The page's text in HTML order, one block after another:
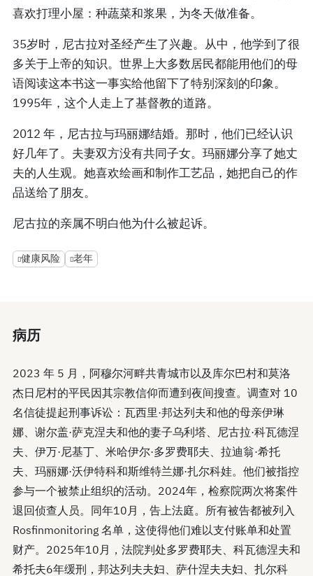
喜欢打理小屋：种蔬菜和浆果，为冬天做准备。
35岁时，尼古拉对圣经产生了兴趣。从中，他学到了很
多关于上帝的知识。世界上大多数居民都能用他们的母
语阅读这本书这一事实给他留下了特别深刻的印象。
1995年，这个人走上了基督教的道路。
2012 年，尼古拉与玛丽娜结婚。那时，他们已经认识
好几年了。夫妻双方没有共同子女。玛丽娜分享了她丈
夫的人生观。她喜欢绘画和制作工艺品，她把自己的作
品送给了朋友。
尼古拉的亲属不明白他为什么被起诉。
健康风险 老年
病历
2023 年 5 月，阿穆尔河畔共青城市以及库尔巴村和莫洛
杰日尼村的平民因其宗教信仰而遭到夜间搜查。调查对 10
名信徒提起刑事诉讼：瓦西里·邦达列夫和他的母亲伊琳
娜、谢尔盖·萨克涅夫和他的妻子乌利塔、尼古拉·科瓦德涅
夫、伊万·尼基丁、米哈伊尔·多罗费耶夫、拉迪翁·希托
夫、玛丽娜·沃伊特科和斯维特兰娜·扎尔科娃。他们被指控
参与一个被禁止组织的活动。2024年，检察院两次将案件
退回侦查人员。同年10月，告上法庭。所有被告都被列入
Rosfinmonitoring 名单，这使得他们难以支付账单和处置
财产。2025年10月，法院判处多罗费耶夫、科瓦德涅夫和
希托夫6年缓刑，邦达列夫夫妇、萨什涅夫夫妇、扎尔科